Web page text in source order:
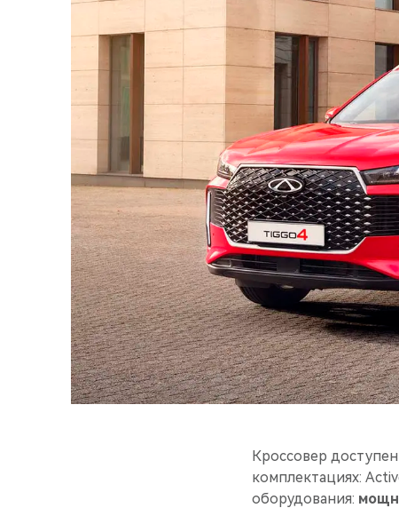
Кроссовер
комплектациях:
оборудования: